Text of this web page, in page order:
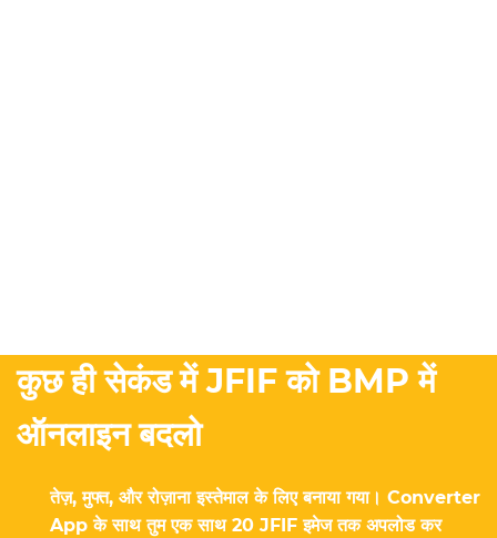
कुछ ही सेकंड में JFIF को BMP में
ऑनलाइन बदलो
तेज़, मुफ्त, और रोज़ाना इस्तेमाल के लिए बनाया गया। Converter
App के साथ तुम एक साथ 20 JFIF इमेज तक अपलोड कर